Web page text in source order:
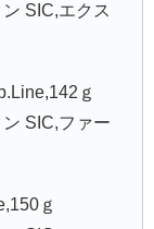
SIC,エクス
ｇ
SIC,ファー
ｇ